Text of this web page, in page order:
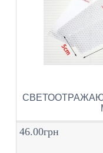
46.00грн